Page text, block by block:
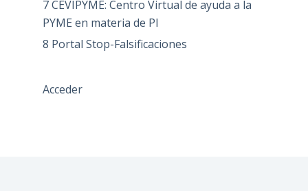
7 CEVIPYME: Centro Virtual de ayuda a la
PYME en materia de PI
8 Portal Stop-Falsificaciones
Acceder